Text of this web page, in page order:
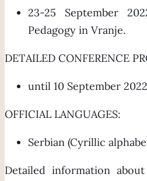
23-25 September
Pedagogy in Vranje.
DETAILED CONFERENCE
until 10 September 2022
OFFICIAL LANGUAGES:
Serbian (Cyrillic
Detailed information